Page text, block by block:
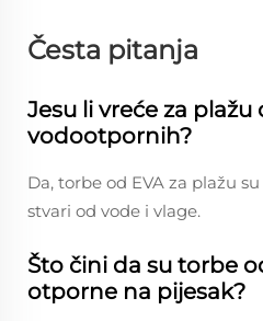
Česta pitanja
Jesu li vreće za plažu
vodootpornih?
Da, torbe od EVA za plažu
stvari od vode i vlage.
Što čini da su torbe
otporne na pijesak?